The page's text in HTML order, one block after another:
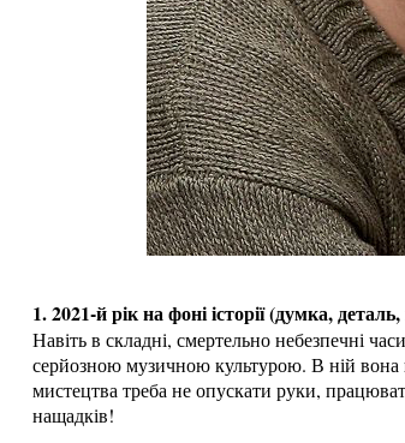
1. 2021-й рік на фоні історії (думка,
Навіть в складні, смертельно небезпечні
серйозною музичною культурою. В ній вона
мистецтва треба не опускати руки,
нащадків!